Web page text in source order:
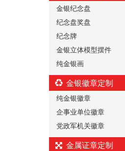
金银纪念盘
纪念盘奖盘
纪念牌
金银立体模型摆件
纯金银画
金银徽章定制
纯金银徽章
企事业单位徽章
党政军机关徽章
金属证章定制